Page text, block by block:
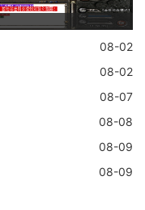
08-02
08-02
08-07
08-08
08-09
08-09